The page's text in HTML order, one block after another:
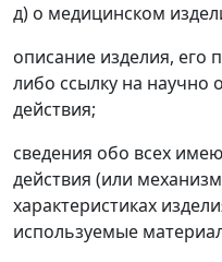
д) о медицинском
описание изделия, его
либо ссылку на научно
действия;
сведения обо всех
действия (или
характеристиках
используемые